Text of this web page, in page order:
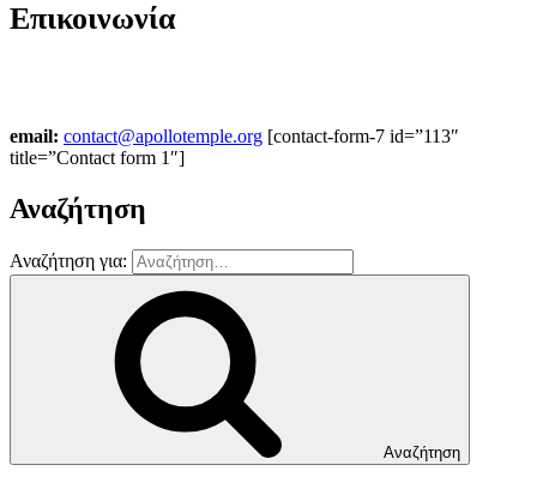
Επικοινωνία
email: contact@apollotemple.org [contact-form-7 id=”113″
title=”Contact form 1″]
Αναζήτηση
Αναζήτηση για:
Αναζήτηση